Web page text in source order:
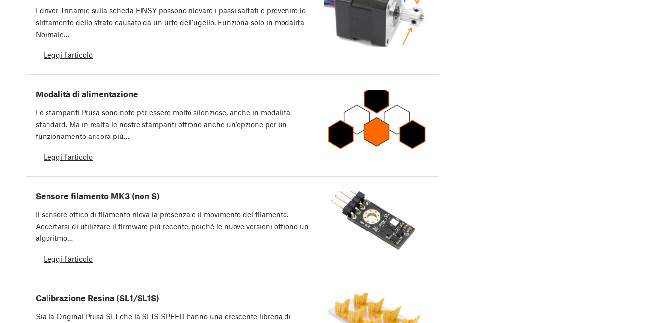
I driver Trinamic sulla scheda EINSY possono rilevare i passi saltati e prevenire lo
slittamento dello strato causato da un urto dell'ugello. Funziona solo in modalità
Normale…
Leggi l'articolo
Modalità di alimentazione
Le stampanti Prusa sono note per essere molto silenziose, anche in modalità
standard. Ma in realtà le nostre stampanti offrono anche un'opzione per un
funzionamento ancora più…
Leggi l'articolo
Sensore filamento MK3 (non S)
Il sensore ottico di filamento rileva la presenza e il movimento del filamento.
Accertarsi di utilizzare il firmware più recente, poiché le nuove versioni offrono un
algoritmo…
Leggi l'articolo
Calibrazione Resina (SL1/SL1S)
Sia la Original Prusa SL1 che la SL1S SPEED hanno una crescente libreria di